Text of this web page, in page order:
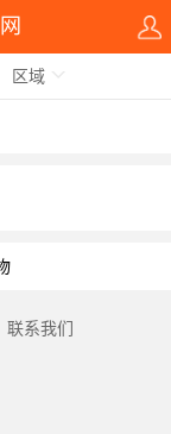
区域
联系我们